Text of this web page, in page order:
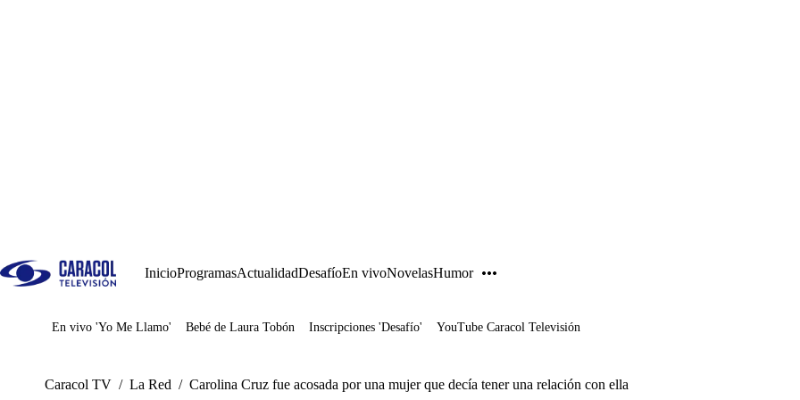
InicioProgramasActualidadDesafíoEn vivoNovelasHumor
Juegos
En vivo 'Yo Me Llamo' Bebé de Laura Tobón Inscripciones 'Desafío' YouTube Caracol Televisión
Caracol TV / La Red / Carolina Cruz fue acosada por una mujer que decía tener una relación con ella